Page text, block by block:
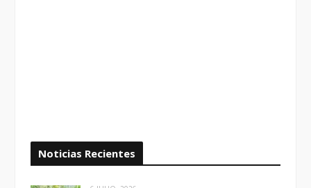
Noticias Recientes